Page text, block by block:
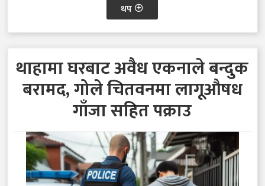
थप
थाहामा घरबाट अवैध एकनाले बन्दुक
बरामद, गोले चितवनमा लागूऔषध
गाँजा सहित पक्राउ